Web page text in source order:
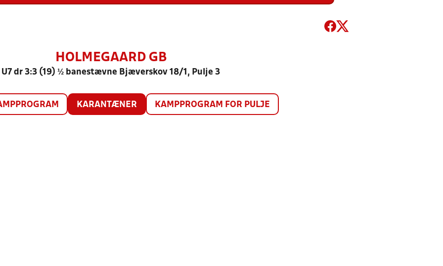
HOLMEGAARD GB
U7 dr 3:3 (19) ½ banestævne Bjæverskov 18/1, Pulje 3
KARANTÆNER KAMPPROGRAM FOR PULJE